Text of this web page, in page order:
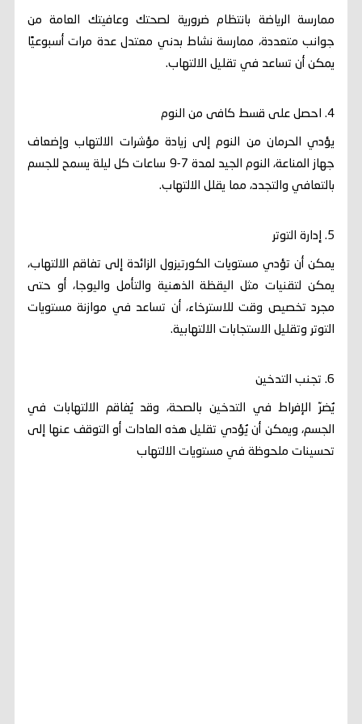
ممارسة الرياضة بانتظام ضرورية لصحتك وعافيتك العامة من
جوانب متعددة، ممارسة نشاط بدني معتدل عدة مرات أسبوعيًا
يمكن أن تساعد في تقليل الالتهاب.
4. احصل على قسط كافى من النوم
يؤدي الحرمان من النوم إلى زيادة مؤشرات الالتهاب وإضعاف
جهاز المناعة، النوم الجيد لمدة 7-9 ساعات كل ليلة يسمح للجسم
بالتعافي والتجدد، مما يقلل الالتهاب.
5. إدارة التوتر
يمكن أن تؤدي مستويات الكورتيزول الزائدة إلى تفاقم الالتهاب،
يمكن لتقنيات مثل اليقظة الذهنية والتأمل واليوجا، أو حتى
مجرد تخصيص وقت للاسترخاء، أن تساعد في موازنة مستويات
التوتر وتقليل الاستجابات الالتهابية.
6. تجنب التدخين
يُضرّ الإفراط في التدخين بالصحة، وقد يُفاقم الالتهابات في
الجسم، ويمكن أن يُؤدي تقليل هذه العادات أو التوقف عنها إلى
تحسينات ملحوظة في مستويات الالتهاب